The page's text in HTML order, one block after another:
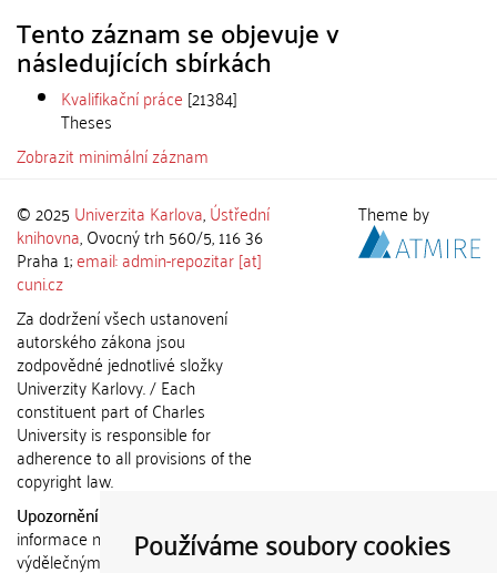
Používáme soubory cookies
Tento záznam se objevuje v
následujících sbírkách
Kvalifikační práce [21384]
Theses
Zobrazit minimální záznam
© 2025 Univerzita Karlova,Ústřední
knihovna, Ovocný trh 560/5, 116 36
Praha 1;email: admin-repozitar [at]
cuni.cz
Za dodržení všech ustanovení
autorského zákona jsou
zodpovědné jednotlivé složky
Univerzity Karlovy. / Each
constituent part of Charles
University is responsible for
adherence to all provisions of the
copyright law.
Upozornění / Notice:
informace nemohou být použity k
výdělečným účelům nebo vydávány
Theme by